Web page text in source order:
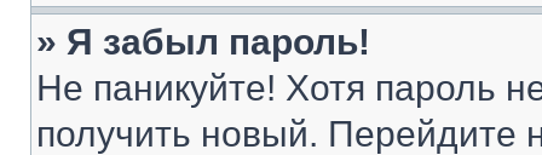
» Я забыл пароль!
Не паникуйте! Хотя пароль
получить новый. Перейдите